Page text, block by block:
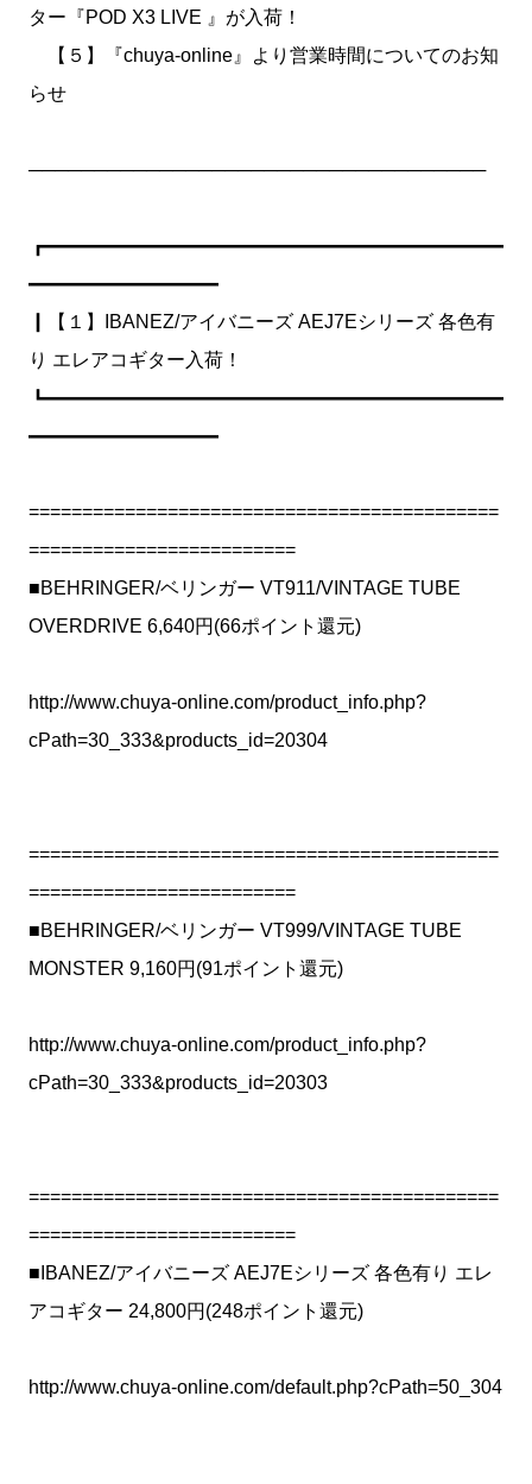
ター『POD X3 LIVE 』が入荷！
【５】『chuya-online』より営業時間についてのお知
らせ
───────────────────────────────────
┏━━━━━━━━━━━━━━━━━━━━━━━━
━━━━━━━━━━
┃【１】IBANEZ/アイバニーズ AEJ7Eシリーズ 各色有
り エレアコギター入荷！
┗━━━━━━━━━━━━━━━━━━━━━━━━
━━━━━━━━━━
============================================
=========================
■BEHRINGER/ベリンガー VT911/VINTAGE TUBE
OVERDRIVE 6,640円(66ポイント還元)
http://www.chuya-online.com/product_info.php?
cPath=30_333&products_id=20304
============================================
=========================
■BEHRINGER/ベリンガー VT999/VINTAGE TUBE
MONSTER 9,160円(91ポイント還元)
http://www.chuya-online.com/product_info.php?
cPath=30_333&products_id=20303
============================================
=========================
■IBANEZ/アイバニーズ AEJ7Eシリーズ 各色有り エレ
アコギター 24,800円(248ポイント還元)
http://www.chuya-online.com/default.php?cPath=50_304